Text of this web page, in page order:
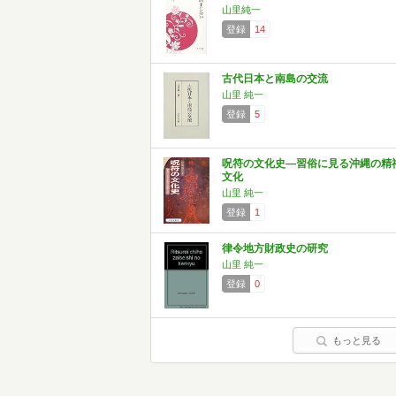
山里純一
登録
14
古代日本と南島の交流
山里 純一
登録
5
呪符の文化史―習俗に見る沖縄の精
文化
山里 純一
登録
1
律令地方財政史の研究
山里 純一
登録
0
もっと見る